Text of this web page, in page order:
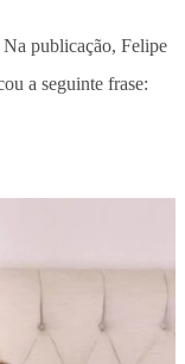
publicação, Felipe
a seguinte frase: